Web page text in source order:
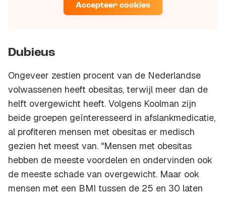
Accepteer cookies
Dubieus
Ongeveer zestien procent van de Nederlandse
volwassenen heeft obesitas, terwijl meer dan de
helft overgewicht heeft. Volgens Koolman zijn
beide groepen geïnteresseerd in afslankmedicatie,
al profiteren mensen met obesitas er medisch
gezien het meest van. "Mensen met obesitas
hebben de meeste voordelen en ondervinden ook
de meeste schade van overgewicht. Maar ook
mensen met een BMI tussen de 25 en 30 laten